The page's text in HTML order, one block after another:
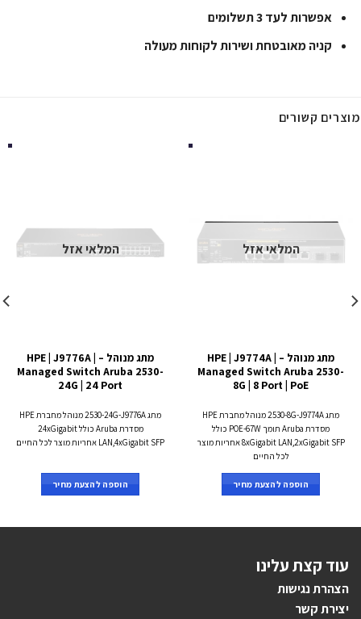
אפשרות לעד 3 תשלומים
קניה מאובטחת ושירות לקוחות מעולה
מוצרים קשורים
המלאי אזל
מתג מנוהל – HPE | J9774A |
Managed Switch Aruba 2530-
8G | 8 Port | PoE
מתג 2530-8G-J9774A מנוהל מחברת HPE
מסדרת Aruba תומך POE-67W כולל
8xGigabit LAN,2xGigabit SFP אחריות מוצר
לכל החיים
הוספה להצעת מחיר
המלאי אזל
מתג מנוהל – HPE | J9776A |
Managed Switch Aruba 2530-
24G | 24 Port
מתג 2530-24G-J9776A מנוהל מחברת HPE
מסדרת Aruba כולל 24xGigabit
LAN,4xGigabit SFP אחריות מוצר לכל החיים
הוספה להצעת מחיר
עוד קצת עלינו
הצהרת נגישות
יצירת קשר